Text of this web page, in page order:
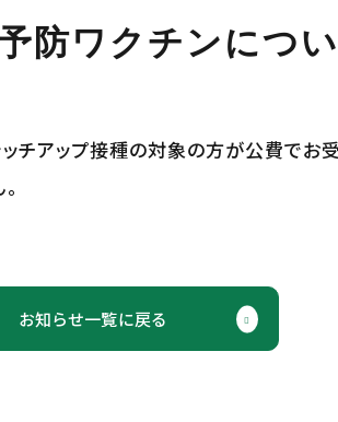
防ワクチンにつ
チアップ接種の対象の方が公費でお
お知らせ一覧に戻る